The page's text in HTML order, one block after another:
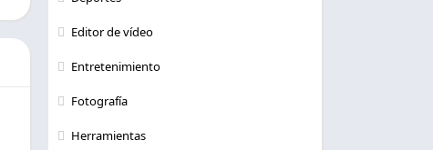
Editor de vídeo
Entretenimiento
Fotografía
Herramientas